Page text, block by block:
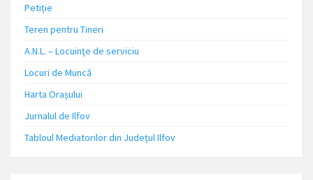
Petiție
Teren pentru Tineri
A.N.L. – Locuinţe de serviciu
Locuri de Muncă
Harta Orașului
Jurnalul de Ilfov
Tabloul Mediatorilor din Județul Ilfov